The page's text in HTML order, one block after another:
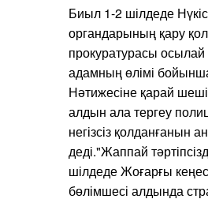
Биыл 1-2 шілдеде
органдарының қару
прокуратурасы осылай
адамның өлімі
Нәтижесіне қарай
алдын ала тергеу
негізсіз қолданғанын
деді."Жаппай
шілдеде Жоғарғы
бөлімшесі алдында